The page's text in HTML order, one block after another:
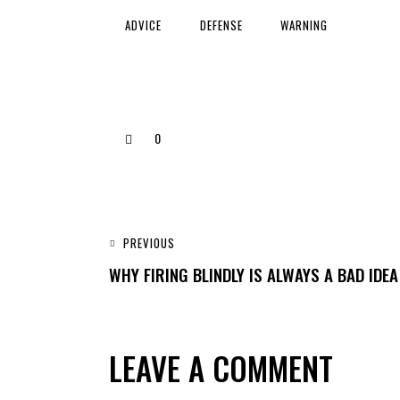
ADVICE DEFENSE WARNING
0
PREVIOUS
WHY FIRING BLINDLY IS ALWAYS A BAD IDEA
LEAVE A COMMENT